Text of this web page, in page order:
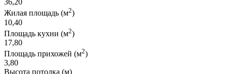
36,20
Жилая площадь (м2)
10,40
Площадь кухни (м2)
17,80
Площадь прихожей (м2)
3,80
Высота потолка (м)